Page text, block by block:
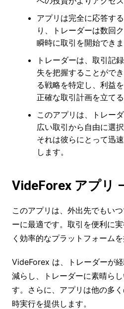
アプリは完全に応答す
り、トレーダーは数回
瞬時に取引を開始できま
トレーダーは、取引記
失を把握することがで
る戦略を特定し、利益
正確な取引計画を立て
このアプリは、トレー
広い取引から自由に選
それは彼らにとって迅
します。
VideForex アプリ
このアプリは、外出先でもい
ーに最適です。取引を便利に
く効率的なプラットフォームを
VideForex は、トレーダーが
減らし、トレーダーに素晴ら
す。さらに、アプリは他の多
時実行を提供します。